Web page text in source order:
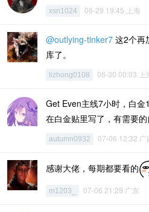
xsn1024 06-29 19:45 上海
@outlying-tinker7 这2个再
库了。
lizhong0108 06-30 00:03 上
Get Even主线7小时，白
在白金贴里写了，有需要的
autumn0932 07-06 12:32 广
感谢大佬，每期都要看的
m1203_ 07-06 21:28 广东